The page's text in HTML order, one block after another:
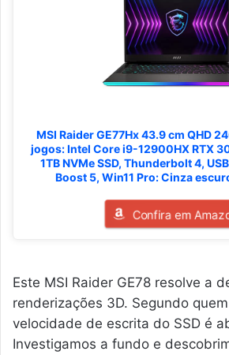
MSI Raider GE77Hx 43.9 cm QHD
jogos: Intel Core i9-12900HX RTX
1TB NVMe SSD, Thunderbolt 4,
Boost 5, Win11 Pro: Cinza
Confira em
Este MSI Raider GE78 resolve a
renderizações 3D. Segundo
velocidade de escrita do SSD é
Investigamos a fundo e